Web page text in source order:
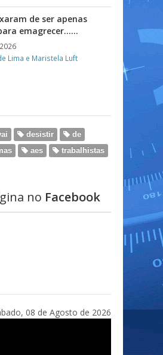
de ser apenas
emagrecer……
Lima e Maristela Luft
desistir
de
aes trabalhistas
no Facebook
08 de Agosto de 2026